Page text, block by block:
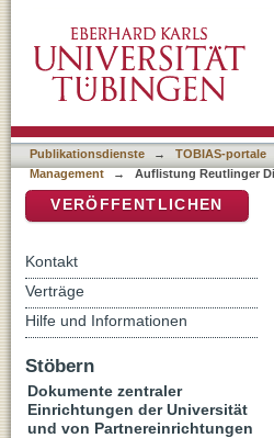
Publikationsdienste → TOBIAS-portale
Management
→ Auflistung Reutlinger
VERÖFFENTLICHEN
Kontakt
Verträge
Hilfe und Informationen
Stöbern
Dokumente zentraler
Einrichtungen der Universität
und von Partnereinrichtungen